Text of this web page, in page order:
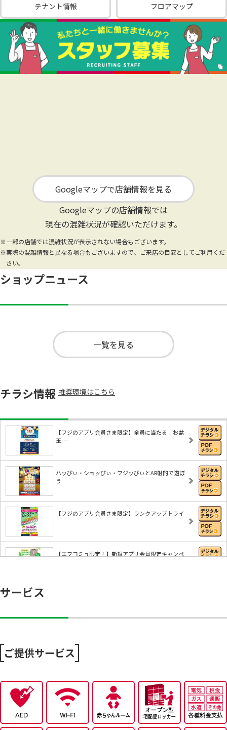
テナント情報 フロアマップ
Googleマップで店舗情報を見る
Googleマップの店舗情報では
現在の混雑状況が確認いただけます。
※一部の店舗では混雑状況が表示されない場合もございます。
※実際の混雑情報と異なる場合もございますので、ご来店の目安としてご利用くだ
さい。
ショップニュース
一覧を見る
チラシ情報 推奨環境はこちら
【フジのアプリ会員さま限定】全員に当たる お盆
玉…
ハッぴぃ・ショッぴぃ・フジッぴぃとAR射的で遊ぼ
う…
【フジのアプリ会員さま限定】ランクアップトライ
【エフコミュ限定！】新規アプリ会員限定キャンペ
8/4～毎週恒例火曜市
サービス
ご提供サービス